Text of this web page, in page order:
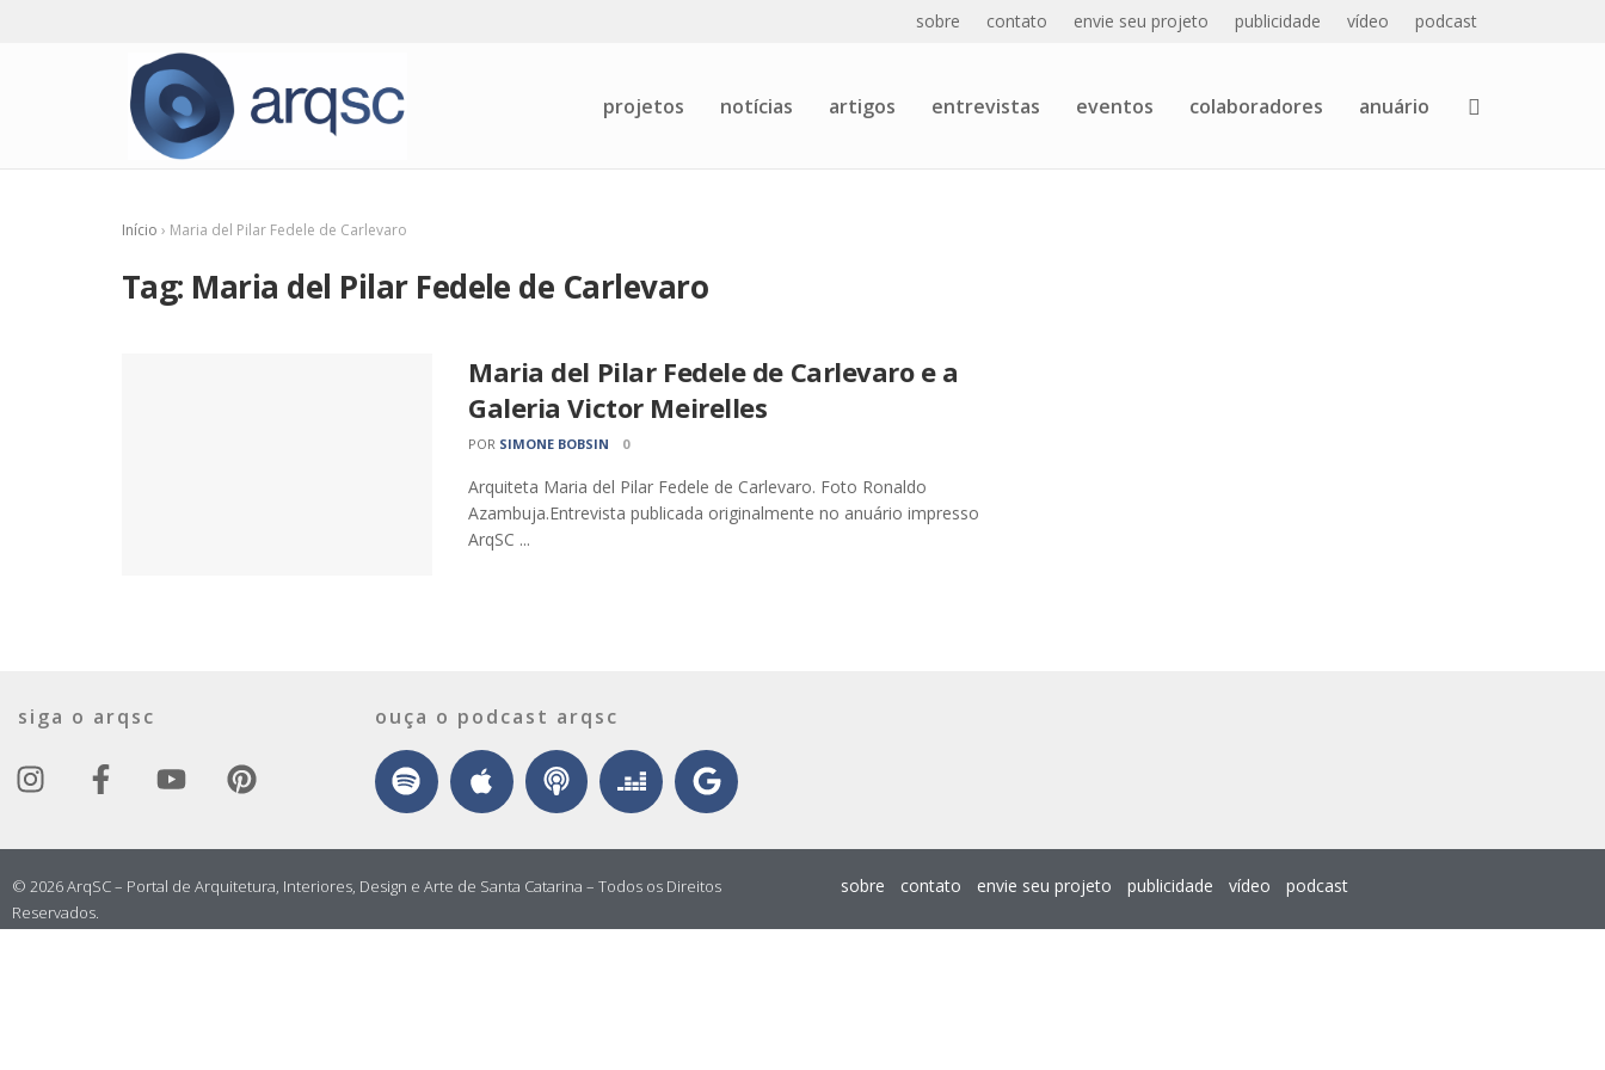
sobre contato envie seu projeto publicidade vídeo podcast
projetos notícias artigos entrevistas eventos colaboradores anuário
Início › Maria del Pilar Fedele de Carlevaro
Tag: Maria del Pilar Fedele de Carlevaro
Maria del Pilar Fedele de Carlevaro e a
Galeria Victor Meirelles
POR SIMONE BOBSIN 0
Arquiteta Maria del Pilar Fedele de Carlevaro. Foto Ronaldo
Azambuja.Entrevista publicada originalmente no anuário impresso
ArqSC ...
siga o arqsc ouça o podcast arqsc
© 2026 ArqSC – Portal de Arquitetura, Interiores, Design e Arte de Santa Catarina – Todos os Direitos
Reservados.
sobre contato envie seu projeto publicidade vídeo podcast